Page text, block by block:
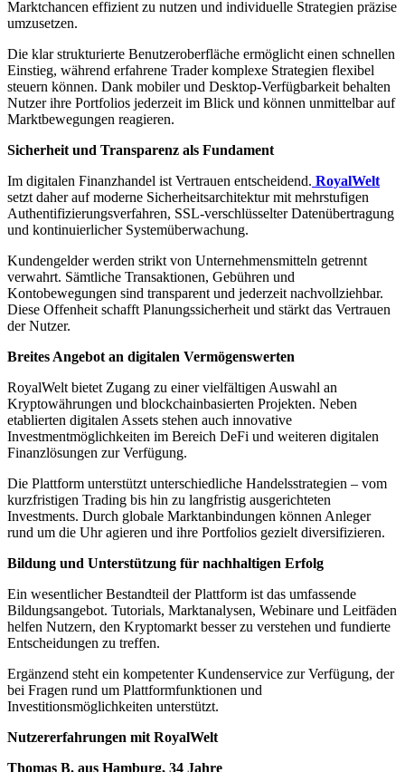
Marktchancen effizient zu nutzen und individuelle Strategien präzise
umzusetzen.
Die klar strukturierte Benutzeroberfläche ermöglicht einen schnellen
Einstieg, während erfahrene Trader komplexe Strategien flexibel
steuern können. Dank mobiler und Desktop-Verfügbarkeit behalten
Nutzer ihre Portfolios jederzeit im Blick und können unmittelbar auf
Marktbewegungen reagieren.
Sicherheit und Transparenz als Fundament
Im digitalen Finanzhandel ist Vertrauen entscheidend. RoyalWelt
setzt daher auf moderne Sicherheitsarchitektur mit mehrstufigen
Authentifizierungsverfahren, SSL-verschlüsselter Datenübertragung
und kontinuierlicher Systemüberwachung.
Kundengelder werden strikt von Unternehmensmitteln getrennt
verwahrt. Sämtliche Transaktionen, Gebühren und
Kontobewegungen sind transparent und jederzeit nachvollziehbar.
Diese Offenheit schafft Planungssicherheit und stärkt das Vertrauen
der Nutzer.
Breites Angebot an digitalen Vermögenswerten
RoyalWelt bietet Zugang zu einer vielfältigen Auswahl an
Kryptowährungen und blockchainbasierten Projekten. Neben
etablierten digitalen Assets stehen auch innovative
Investmentmöglichkeiten im Bereich DeFi und weiteren digitalen
Finanzlösungen zur Verfügung.
Die Plattform unterstützt unterschiedliche Handelsstrategien – vom
kurzfristigen Trading bis hin zu langfristig ausgerichteten
Investments. Durch globale Marktanbindungen können Anleger
rund um die Uhr agieren und ihre Portfolios gezielt diversifizieren.
Bildung und Unterstützung für nachhaltigen Erfolg
Ein wesentlicher Bestandteil der Plattform ist das umfassende
Bildungsangebot. Tutorials, Marktanalysen, Webinare und Leitfäden
helfen Nutzern, den Kryptomarkt besser zu verstehen und fundierte
Entscheidungen zu treffen.
Ergänzend steht ein kompetenter Kundenservice zur Verfügung, der
bei Fragen rund um Plattformfunktionen und
Investitionsmöglichkeiten unterstützt.
Nutzererfahrungen mit RoyalWelt
Thomas B. aus Hamburg, 34 Jahre